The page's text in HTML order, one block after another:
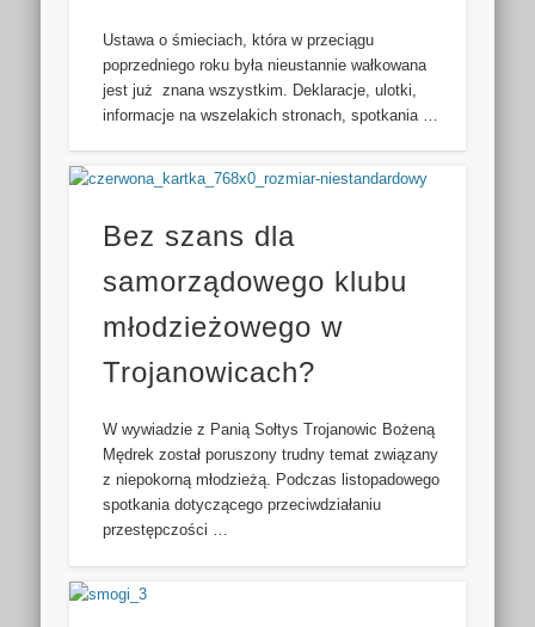
Ustawa o śmieciach, która w przeciągu
poprzedniego roku była nieustannie wałkowana
jest już znana wszystkim. Deklaracje, ulotki,
informacje na wszelakich stronach, spotkania …
Bez szans dla
samorządowego klubu
młodzieżowego w
Trojanowicach?
W wywiadzie z Panią Sołtys Trojanowic Bożeną
Mędrek został poruszony trudny temat związany
z niepokorną młodzieżą. Podczas listopadowego
spotkania dotyczącego przeciwdziałaniu
przestępczości …